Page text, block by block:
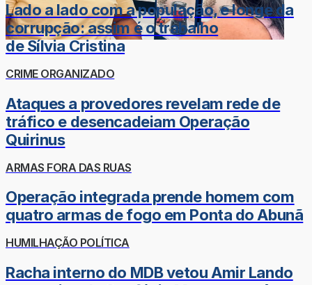
Lado a lado com a população, e longe da
corrupção: assim é o trabalho
de Sílvia Cristina
CRIME ORGANIZADO
Ataques a provedores revelam rede de
tráfico e desencadeiam Operação
Quirinus
ARMAS FORA DAS RUAS
Operação integrada prende homem com
quatro armas de fogo em Ponta do Abunã
HUMILHAÇÃO POLÍTICA
Racha interno do MDB vetou Amir Lando